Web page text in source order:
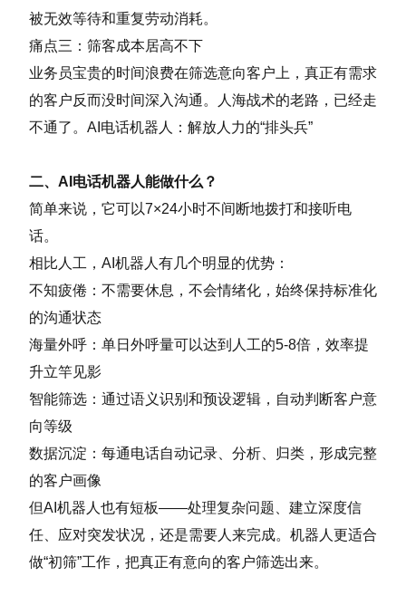
被无效等待和重复劳动消耗。
痛点三：筛客成本居高不下
业务员宝贵的时间浪费在筛选意向客户上，真正有需求
的客户反而没时间深入沟通。人海战术的老路，已经走
不通了。AI电话机器人：解放人力的“排头兵”
二、AI电话机器人能做什么？
简单来说，它可以7×24小时不间断地拨打和接听电
话。
相比人工，AI机器人有几个明显的优势：
不知疲倦：不需要休息，不会情绪化，始终保持标准化
的沟通状态
海量外呼：单日外呼量可以达到人工的5-8倍，效率提
升立竿见影
智能筛选：通过语义识别和预设逻辑，自动判断客户意
向等级
数据沉淀：每通电话自动记录、分析、归类，形成完整
的客户画像
但AI机器人也有短板——处理复杂问题、建立深度信
任、应对突发状况，还是需要人来完成。机器人更适合
做“初筛”工作，把真正有意向的客户筛选出来。